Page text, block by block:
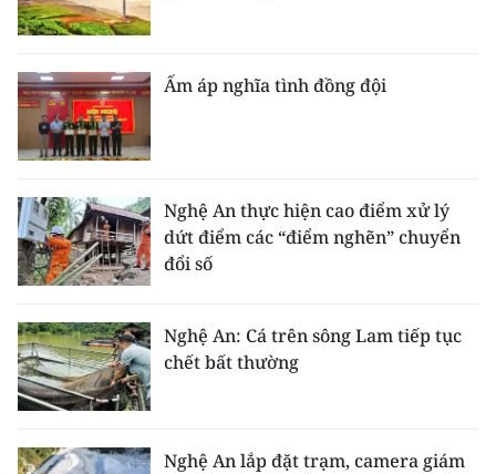
Ấm áp nghĩa tình đồng đội
Nghệ An thực hiện cao điểm xử lý
dứt điểm các “điểm nghẽn” chuyển
đổi số
Nghệ An: Cá trên sông Lam tiếp tục
chết bất thường
Nghệ An lắp đặt trạm, camera giám